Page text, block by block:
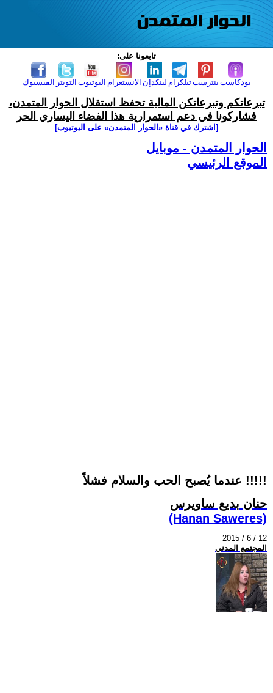
تابعونا على:
الفيسبوك التويتر اليوتيوب الانستغرام لينكدإن تيلكرامبنترست بودكاست
تبرعاتكم وتبرعاتكن المالية تحفظ استقلال الحوار المتمدن،
فشاركونا في دعم استمرارية هذا الفضاء اليساري الحر
[اشترك في قناة ‫«الحوار المتمدن» على اليوتيوب]
الحوار المتمدن - موبايل
الموقع الرئيسي
عندما يُصبح الحب والسلام فشلاً !!!!!
حنان بديع ساويرس
(Hanan Saweres)
2015 / 6 / 12
المجتمع المدني